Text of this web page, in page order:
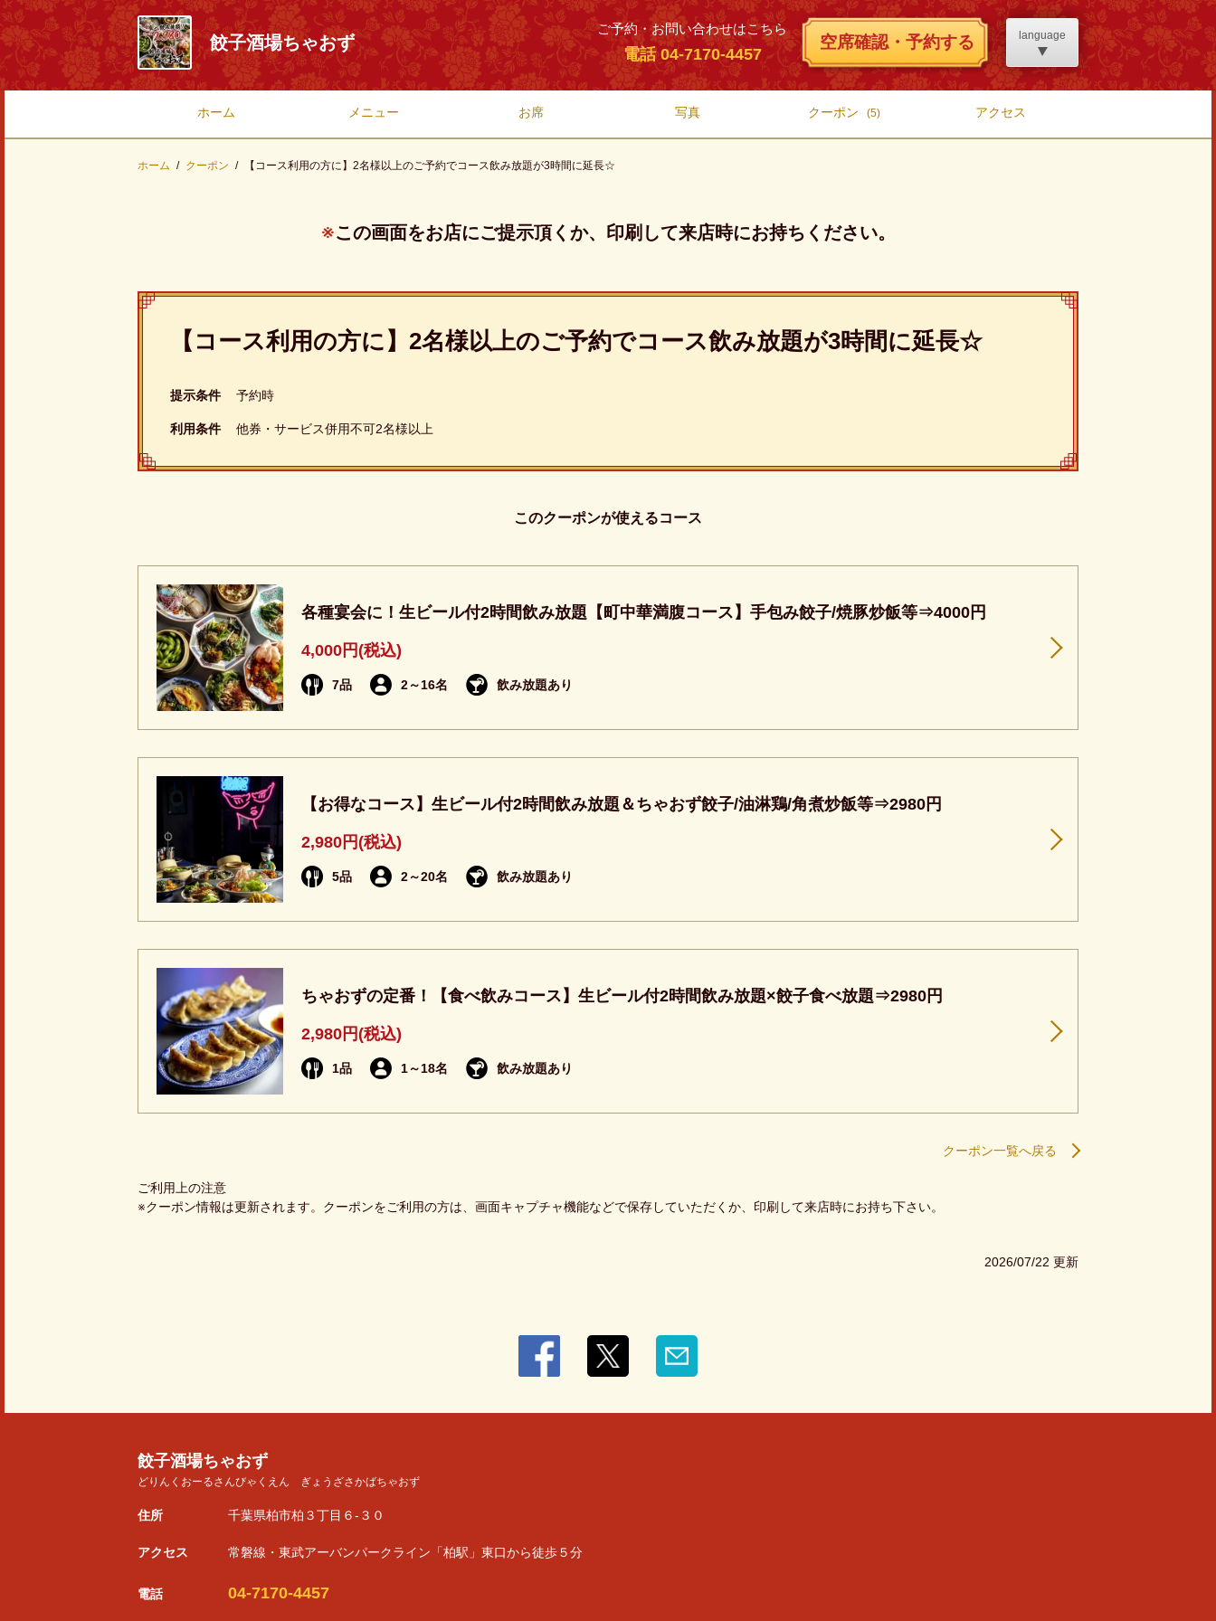
餃子酒場ちゃおず
ご予約・お問い合わせはこちら
電話 04-7170-4457
空席確認・予約する language
ホーム メニュー お席 写真 クーポン (5) アクセス
ホーム クーポン 【コース利用の方に】2名様以上のご予約でコース飲み放題が3時間に延長☆
この画面をお店にご提示頂くか、印刷して来店時にお持ちください。
【コース利用の方に】2名様以上のご予約でコース飲み放題が3時間に延長☆
提示条件 予約時
利用条件 他券・サービス併用不可2名様以上
このクーポンが使えるコース
各種宴会に！生ビール付2時間飲み放題【町中華満腹コース】手包み餃子/焼豚炒飯等⇒4000円
4,000円 (税込)
7品 2～16名 飲み放題あり
【お得なコース】生ビール付2時間飲み放題＆ちゃおず餃子/油淋鶏/角煮炒飯等⇒2980円
2,980円 (税込)
5品 2～20名 飲み放題あり
ちゃおずの定番！【食べ飲みコース】生ビール付2時間飲み放題×餃子食べ放題⇒2980円
2,980円 (税込)
1品 1～18名 飲み放題あり
クーポン一覧へ戻る
ご利用上の注意
クーポン情報は更新されます。クーポンをご利用の方は、画面キャプチャ機能などで保存していただくか、印刷して来店時にお持ち下さい。
2026/07/22 更新
餃子酒場ちゃおず
どりんくおーるさんびゃくえん ぎょうざさかばちゃおず
住所 千葉県柏市柏３丁目６-３０
アクセス 常磐線・東武アーバンパークライン「柏駅」東口から徒歩５分
電話 04-7170-4457